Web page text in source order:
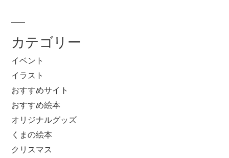
カテゴリー
イベント
イラスト
おすすめサイト
おすすめ絵本
オリジナルグッズ
くまの絵本
クリスマス